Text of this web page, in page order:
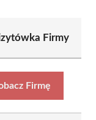
Firmy
Firmę